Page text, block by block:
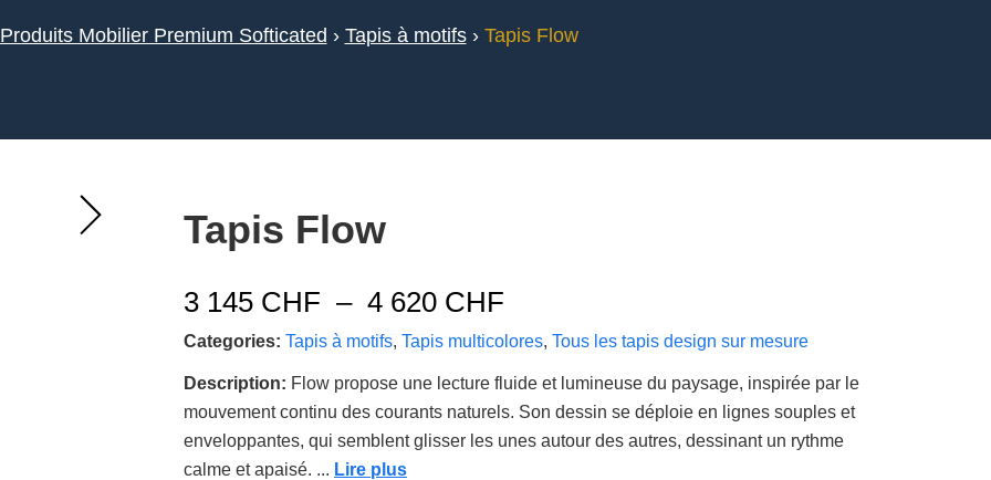
Produits Mobilier Premium Softicated › Tapis à motifs› Tapis Flow
Tapis Flow
3 145 CHF – 4 620 CHF
de
prix :
3
145 CHF
à
Categories: Tapis à motifs, Tapis multicolores, Tous les tapis design sur mesure
Description: Flow propose une lecture fluide et lumineuse du paysage, inspirée par le
mouvement continu des courants naturels. Son dessin se déploie en lignes souples et
enveloppantes, qui semblent glisser les unes autour des autres, dessinant un rythme
calme et apaisé. ... Lire plus